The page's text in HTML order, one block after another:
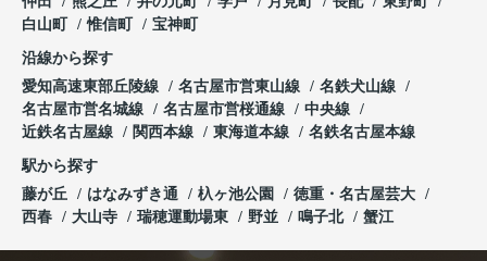
白山町
惟信町 宝神町
沿線から探す
愛知高速東部丘陵線
名古屋市営東山線
名鉄犬山線
名古屋市営名城線
名古屋市営桜通線
中央線
近鉄名古屋線
関西本線 東海道本線 名鉄名古屋本線
駅から探す
藤が丘
はなみずき通 杁ヶ池公園
徳重・名古屋芸大
西春
大山寺 瑞穂運動場東 野並 鳴子北 蟹江